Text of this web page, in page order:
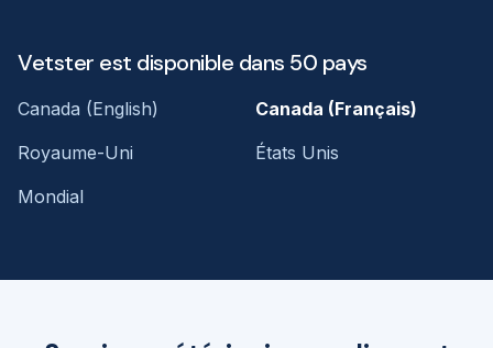
Vetster est disponible dans 50 pays
Canada (English)
Canada (Français)
Royaume-Uni
États Unis
Mondial